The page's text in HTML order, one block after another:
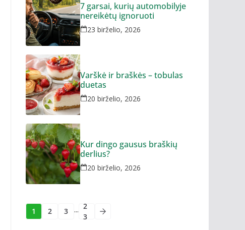
7 garsai, kurių automobilyje
nereikėtų ignoruoti
23 birželio, 2026
Varškė ir braškės – tobulas
duetas
20 birželio, 2026
Kur dingo gausus braškių
derlius?
20 birželio, 2026
1 2 3 ... 2
3